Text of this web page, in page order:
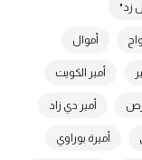
زد"
أموال
أمير الكويت
أمير دي زاد
أميرة بوراوي